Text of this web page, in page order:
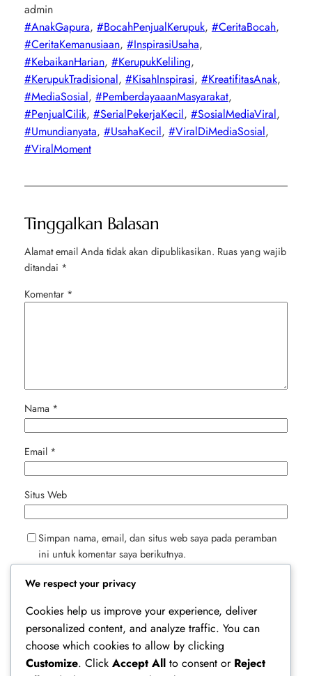
admin
#AnakGapura, #BocahPenjualKerupuk, #CeritaBocah
#CeritaKemanusiaan, #InspirasiUsaha
#KebaikanHarian, #KerupukKeliling
#KerupukTradisional, #KisahInspirasi, #KreatifitasAnak
#MediaSosial, #PemberdayaaanMasyarakat
#PenjualCilik, #SerialPekerjaKecil, #SosialMediaViral
#Umundianyata, #UsahaKecil, #ViralDiMediaSosial
#ViralMoment
Tinggalkan Balasan
Alamat email Anda tidak akan dipublikasikan. Ruas yang wajib
ditandai *
Komentar *
Nama *
Email *
Situs Web
Simpan nama, email, dan situs web saya pada peramban
ini untuk komentar saya berikutnya.
We respect your privacy
Cookies help us improve your experience, deliver
personalized content, and analyze traffic. You can
choose which cookies to allow by clicking
Customize. Click Accept All to consent or Reject